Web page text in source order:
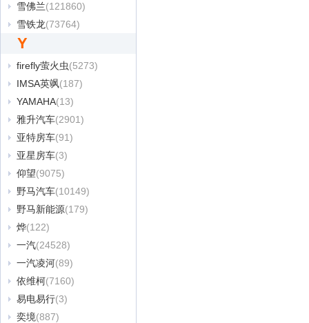
雪佛兰(121860)
雪铁龙(73764)
Y
firefly萤火虫(5273)
IMSA英飒(187)
YAMAHA(13)
雅升汽车(2901)
亚特房车(91)
亚星房车(3)
仰望(9075)
野马汽车(10149)
野马新能源(179)
烨(122)
一汽(24528)
一汽凌河(89)
依维柯(7160)
易电易行(3)
奕境(887)